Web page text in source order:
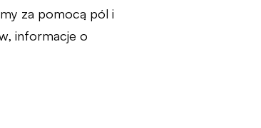
za pomocą pól i
informacje o